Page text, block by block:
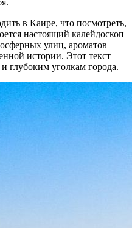
в Каире, что посмотреть,
настоящий калейдоскоп
улиц, ароматов
истории. Этот текст —
глубоким уголкам города.